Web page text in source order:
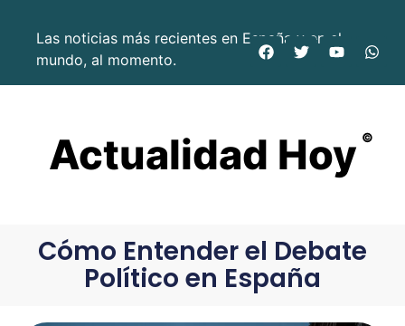
Las noticias más recientes en España y en el
mundo, al momento.
Actualidad Hoy ©
Cómo Entender el Debate
Político en España